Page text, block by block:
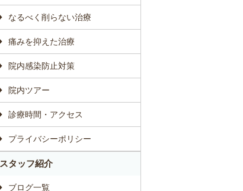
なるべく削らない治療
痛みを抑えた治療
院内感染防止対策
院内ツアー
診療時間・アクセス
プライバシーポリシー
スタッフ紹介
ブログ一覧